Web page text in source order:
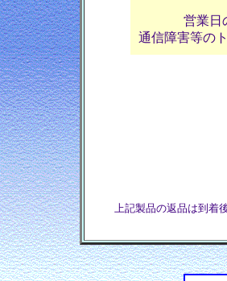
営業日
通信障害等の
上記製品の返品は到着